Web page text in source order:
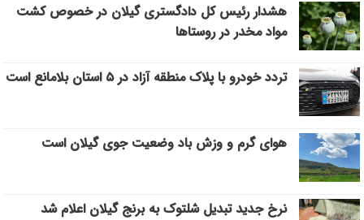
هشدار رئیس کل دادگستری گیلان در خصوص کشت
مواد مخدر در روستاها
تردد خودرو با پلاک منطقه آزاد در ۵ استان بلامانع است
هوای گرم و وزش باد وضعیت جوی گیلان است
نرخ جدید تبدیل شلتوک به برنج گیلان اعلام شد